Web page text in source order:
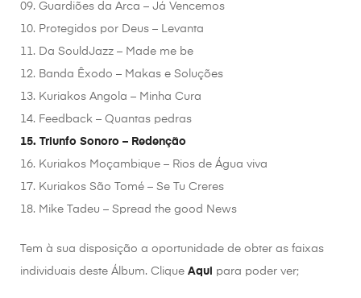
09. Guardiões da Arca – Já Vencemos
10. Protegidos por Deus – Levanta
11. Da SouldJazz – Made me be
12. Banda Êxodo – Makas e Soluções
13. Kuriakos Angola – Minha Cura
14. Feedback – Quantas pedras
15. Triunfo Sonoro – Redenção
16. Kuriakos Moçambique – Rios de Água viva
17. Kuriakos São Tomé – Se Tu Creres
18. Mike Tadeu – Spread the good News
Tem à sua disposição a oportunidade de obter as faixas
individuais deste Álbum. Clique Aqui para poder ver;